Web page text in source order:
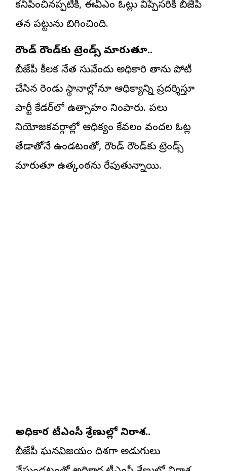
కనిపించినప్పటికీ, ఈవీఎం ఓట్లు విప్పేసరికి బీజేపీ
తన పట్టును బిగించింది.
రౌండ్ రౌండ్‌కు ట్రెండ్స్ మారుతూ..
బీజేపీ కీలక నేత సువేందు అధికారి తాను పోటీ
చేసిన రెండు స్థానాల్లోనూ ఆధిక్యాన్ని ప్రదర్శిస్తూ
పార్టీ కేడర్‌లో ఉత్సాహం నింపారు. పలు
నియోజకవర్గాల్లో ఆధిక్యం కేవలం వందల ఓట్ల
తేడాతోనే ఉండటంతో, రౌండ్ రౌండ్‌కు ట్రెండ్స్
మారుతూ ఉత్కంఠను రేపుతున్నాయి.
అధికార టీఎంసీ శ్రేణుల్లో నిరాశ..
బీజేపీ ఘనవిజయం దిశగా అడుగులు